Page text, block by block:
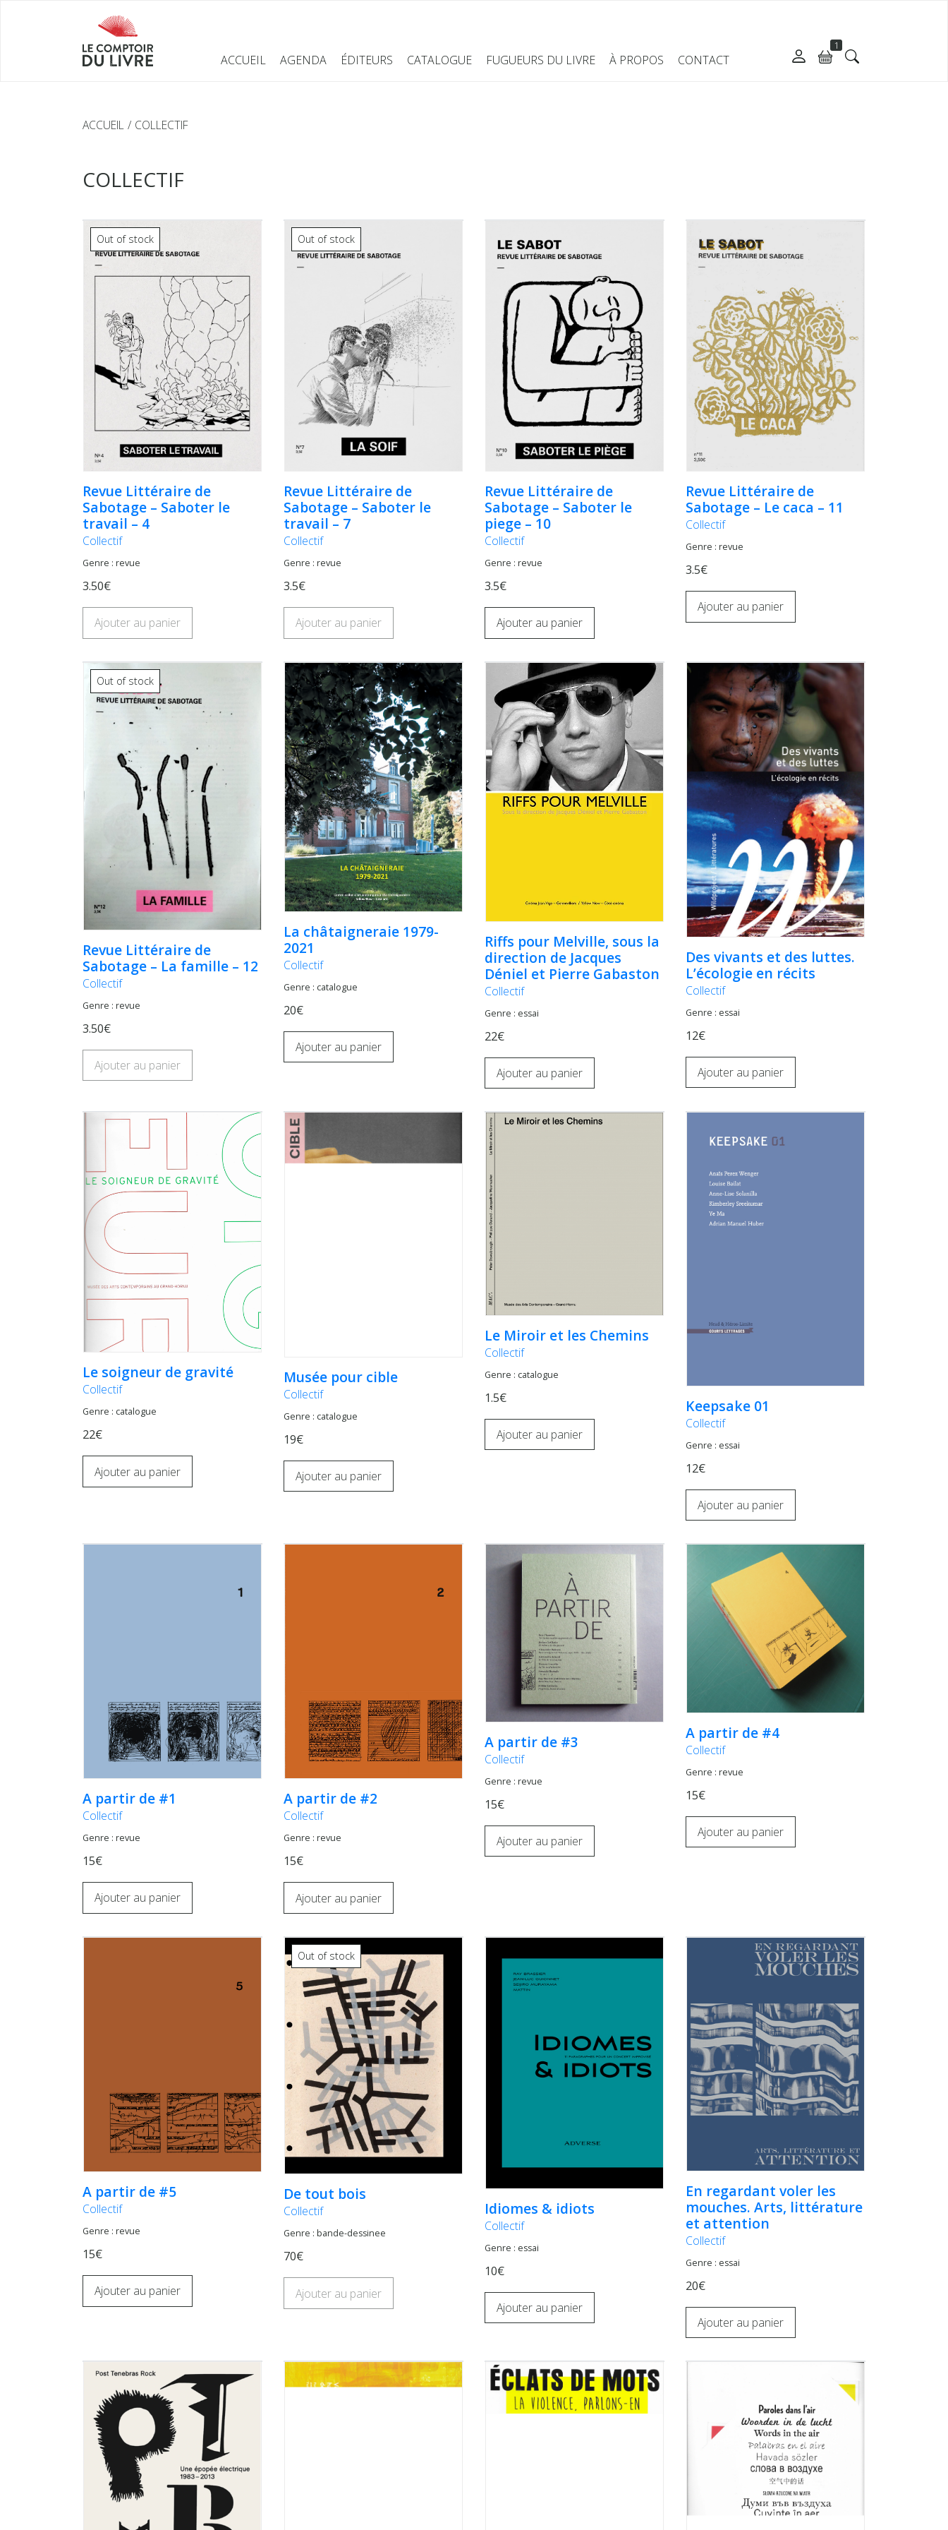
ACCUEIL AGENDA ÉDITEURS CATALOGUE FUGUEURS DU LIVRE À PROPOS CONTACT
1
ACCUEIL COLLECTIF
COLLECTIF
Out of stock
Revue Littéraire de
Sabotage – Saboter le
travail – 4
Collectif
Genre : revue
3.50€
Ajouter au panier
Out of stock
Revue Littéraire de
Sabotage – Saboter le
travail – 7
Collectif
Genre : revue
3.5€
Ajouter au panier
Revue Littéraire de
Sabotage – Saboter le
piege – 10
Collectif
Genre : revue
3.5€
Ajouter au panier
Revue Littéraire de
Sabotage – Le caca – 11
Collectif
Genre : revue
3.5€
Ajouter au panier
Out of stock
Revue Littéraire de
Sabotage – La famille – 12
Collectif
Genre : revue
3.50€
Ajouter au panier
La châtaigneraie 1979-
2021
Collectif
Genre : catalogue
20€
Ajouter au panier
Riffs pour Melville, sous la
direction de Jacques
Déniel et Pierre Gabaston
Collectif
Genre : essai
22€
Ajouter au panier
Des vivants et des luttes.
L’écologie en récits
Collectif
Genre : essai
12€
Ajouter au panier
Le soigneur de gravité
Collectif
Genre : catalogue
22€
Ajouter au panier
Musée pour cible
Collectif
Genre : catalogue
19€
Ajouter au panier
Le Miroir et les Chemins
Collectif
Genre : catalogue
1.5€
Ajouter au panier
Keepsake 01
Collectif
Genre : essai
12€
Ajouter au panier
A partir de #1
Collectif
Genre : revue
15€
Ajouter au panier
A partir de #2
Collectif
Genre : revue
15€
Ajouter au panier
A partir de #3
Collectif
Genre : revue
15€
Ajouter au panier
A partir de #4
Collectif
Genre : revue
15€
Ajouter au panier
A partir de #5
Collectif
Genre : revue
15€
Ajouter au panier
Out of stock
De tout bois
Collectif
Genre : bande-dessinee
70€
Ajouter au panier
Idiomes & idiots
Collectif
Genre : essai
10€
Ajouter au panier
En regardant voler les
mouches. Arts, littérature
et attention
Collectif
Genre : essai
20€
Ajouter au panier